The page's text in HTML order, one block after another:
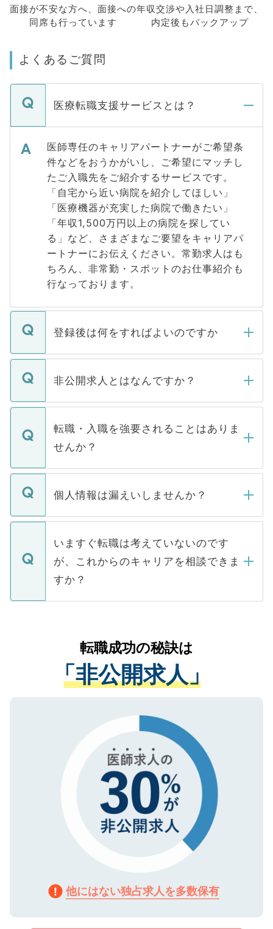
面接が不安な方へ、 面接への
同席も行っています
年収交渉や入社日調整まで、
内定後もバックアップ
よくあるご質問
医療転職支援サービスとは？
医師専任のキャリアパートナーがご希望条
件などをおうかがいし、ご希望にマッチし
たご入職先をご紹介するサービスです。
「自宅から近い病院を紹介してほしい」
「医療機器が充実した病院で働きたい」
「年収1,500万円以上の病院を探してい
る」など、さまざまなご要望をキャリアパ
ートナーにお伝えください。常勤求人はも
ちろん、非常勤・スポットのお仕事紹介も
行なっております。
登録後は何をすればよいのですか
ご登録いただきましたら、弊社担当者がご
登録内容を確認し、その後メールもしくは
ます。通常、5営業日以内にはご連絡をせて
いただきますので、しばらくお待ちくださ
非公開求人とはなんですか？
マイナビDOCTORで取り扱っている求人の
うち約3割は、Webサイトからご覧いただ
けない「非公開求人」です。非公開求人は
下記の理由によって、一般には公開してい
ません。
■応募殺到を避けるため 人気のある医療機
関を公にしてしまうと、応募が殺到する場
に、医療機関が求める条件に合った人材の
みを人材紹介会社に依頼するケースが増え
ています。
転職・入職を強要されることはありま
せんか？
転職・入職を強要することは一切ありませ
ん。また、仮に応募先から内定をいただい
定を承諾する必要はありません。内定先へ
の辞退の連絡はキャリアパートナーが行い
個人情報は漏えいしませんか？
個人情報が漏えいすることはありませんの
で、ご安心ください。当サイトからの登録
などで収集したご登録者様の個人情報は、
ご本人のキャリアアップおよび転職活動の
支援を目的に使用いたします。お預かりし
ているすべての個人データはご本人の許可
は、個人情報の取り扱いについての厳密な
管理基準を満たした事業者のみに付与され
る、プライバシーマークを取得済みです。
で、機密保持に関してもご安心ください。
いますぐ転職は考えていないのです
が、これからのキャリアを相談できま
すか？
かがいして、現在の医療機関の状況や紹介
経験をまじえながら、適切なアドバイスを
させていただきます。すぐにご転職をされ
ない方には、長期的なサポートが可能です
ので、まずはご登録ください。
転職成功の秘訣は
「非公開求人」
他にはない独占求人を多数保有